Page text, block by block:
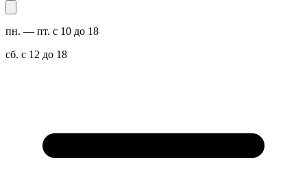
пн. — пт. с 10 до 18
сб. с 12 до 18